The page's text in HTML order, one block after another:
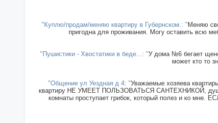
"Куплю/продам/меняю квартиру в Губернском.: " Меняю
пригодна для проживания. Могу оставить всю
"Пушистики - Хвостатики в беде...: "У дома №6 бегает
может кто то
"Общение ул Уездная д 4: "Уважаемые хозяева
квартиру НЕ УМЕЕТ ПОЛЬЗОВАТЬСЯ САНТЕХНИКОЙ, душ
комнаты проступает грибок, который полез и ко